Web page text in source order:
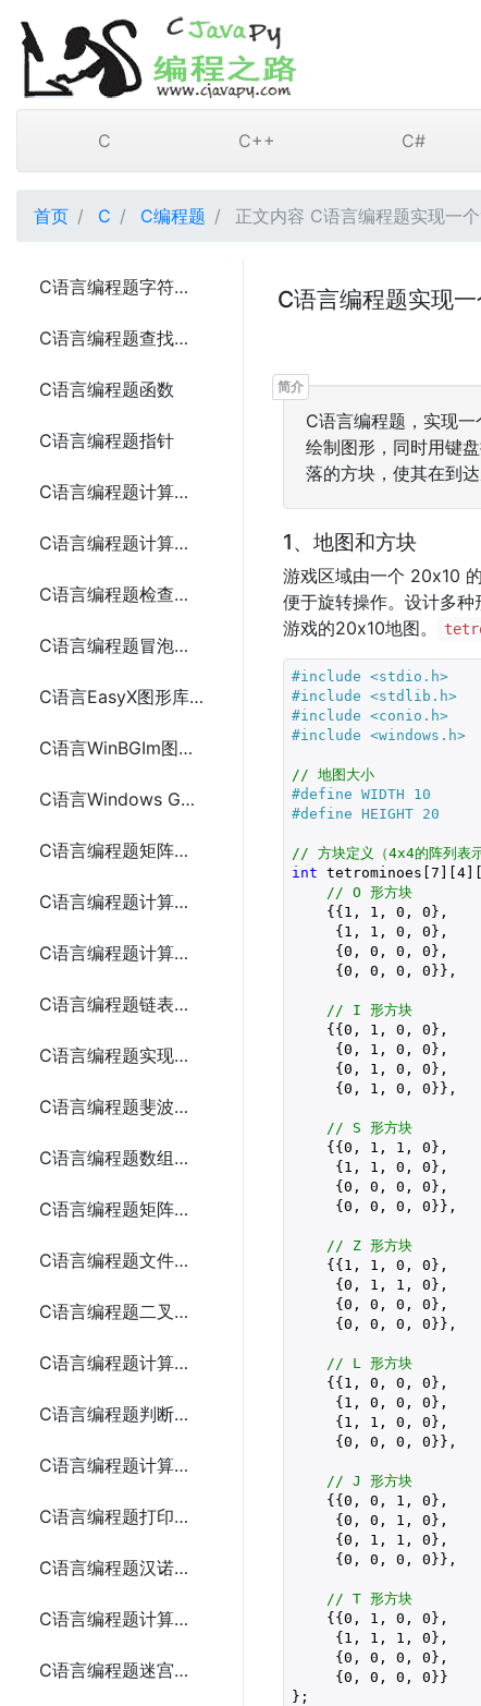
C C++ C#
首页 C C编程题 正文内容 C语言编程题实现一
C语言编程题字符串反转5种方法
C语言编程题查找子字符串5种方法
C语言编程题函数
C语言编程题指针
C语言编程题计算数组的平均值6种方法
C语言编程题计算阶乘5种方法
C语言编程题检查素数
C语言编程题冒泡排序
C语言EasyX图形库实现圆盘时钟
C语言WinBGIm图形库实现圆盘时钟
C语言Windows GDI实现圆盘时钟
C语言编程题矩阵乘法
C语言编程题计算数组中的最大和最小值5种方法
C语言编程题计算两个字符串的长度
C语言编程题链表的创建和遍历
C语言编程题实现二分查找
C语言编程题斐波那契数列
C语言编程题数组反转
C语言编程题矩阵加法
C语言编程题文件复制
C语言编程题二叉树遍历
C语言编程题计算最大公约数
C语言编程题判断回文字符串
C语言编程题计算两个数的和、差、积、商
C语言编程题打印九九乘法表
C语言编程题汉诺塔问题
C语言编程题计算逆波兰表达式
C语言编程题迷宫求解
C语言编程题实现
C语言编程题，实现
绘制图形，同时用键
落的方块，使其在到
1、地图和方块
游戏区域由一个 20x10
便于旋转操作。设计多
游戏的20x10地图。
#include <stdio.h>
#include <stdlib.h>
#include <conio.h>
#include <windows.h>
// 地图大小
#define WIDTH 10
#define HEIGHT 20
// 方块定义（4x4的阵列表示
int tetrominoes[7 ][4][
// O 形方块
    {{
1 , 1 , 0 , 0},
     {
1 , 1 , 0 , 0},
     {
0 , 0 , 0 , 0},
     {
0 , 0 , 0 , 0}},
// I 形方块
    {{
0 , 1 , 0 , 0},
     {
0 , 1 , 0 , 0},
     {
0 , 1 , 0 , 0},
     {
0 , 1 , 0 , 0}},
// S 形方块
    {{
0 , 1 , 1 , 0},
     {
1 , 1 , 0 , 0},
     {
0 , 0 , 0 , 0},
     {
0 , 0 , 0 , 0}},
// Z 形方块
    {{
1 , 1 , 0 , 0},
     {
0 , 1 , 1 , 0},
     {
0 , 0 , 0 , 0},
     {
0 , 0 , 0 , 0}},
// L 形方块
    {{
1 , 0 , 0 , 0},
     {
1 , 0 , 0 , 0},
     {
1 , 1 , 0 , 0},
     {
0 , 0 , 0 , 0}},
// J 形方块
    {{
0 , 0 , 1 , 0},
     {
0 , 0 , 1 , 0},
     {
0 , 1 , 1 , 0},
     {
0 , 0 , 0 , 0}},
// T 形方块
    {{
0 , 1 , 0 , 0},
     {
1 , 1 , 1 , 0},
     {
0 , 0 , 0 , 0},
     {
0 , 0 , 0 , 0}}
};